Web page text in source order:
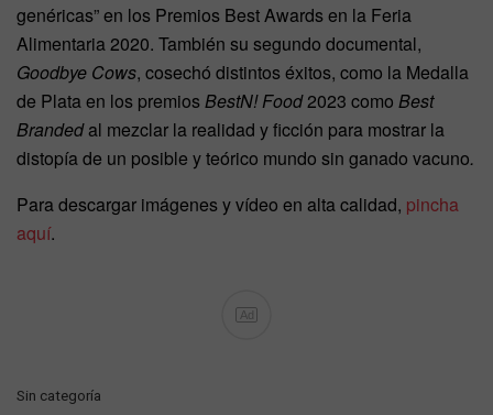
genéricas” en los Premios Best Awards en la Feria
Alimentaria 2020. También su segundo documental,
Goodbye Cows, cosechó distintos éxitos, como la Medalla
de Plata en los premiosBestN! Food2023 como Best
Brandedal mezclar la realidad y ficción para mostrar la
distopía de un posible y teórico mundo sin ganado vacuno.
Para descargar imágenes y vídeo en alta calidad, pincha
aquí.
Ad
C
Sin categoría